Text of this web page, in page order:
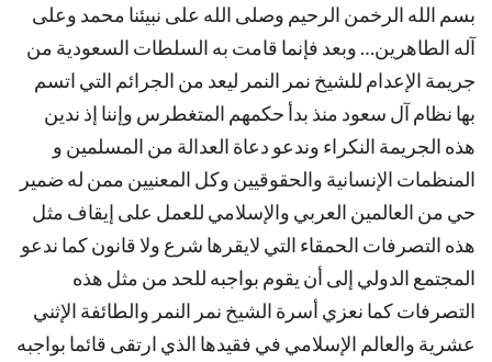
بسم الله الرخمن الرحيم وصلى الله على نبيئنا محمد وعلى
آله الطاهرين… وبعد فإنما قامت به السلطات السعودية من
جريمة الإعدام للشيخ نمر النمر ليعد من الجرائم التي اتسم
بها نظام آل سعود منذ بدأ حكمهم المتغطرس وإننا إذ ندين
هذه الجريمة النكراء وندعو دعاة العدالة من المسلمين و
المنظمات الإنسانية والحقوقيين وكل المعنيين ممن له ضمير
حي من العالمين العربي والإسلامي للعمل على إيقاف مثل
هذه التصرفات الحمقاء التي لايقرها شرع ولا قانون كما ندعو
المجتمع الدولي إلى أن يقوم بواجبه للحد من مثل هذه
التصرفات كما نعزي أسرة الشيخ نمر النمر والطائفة الإثني
عشرية والعالم الإسلامي في فقيدها الذي ارتقى قائما بواجبه